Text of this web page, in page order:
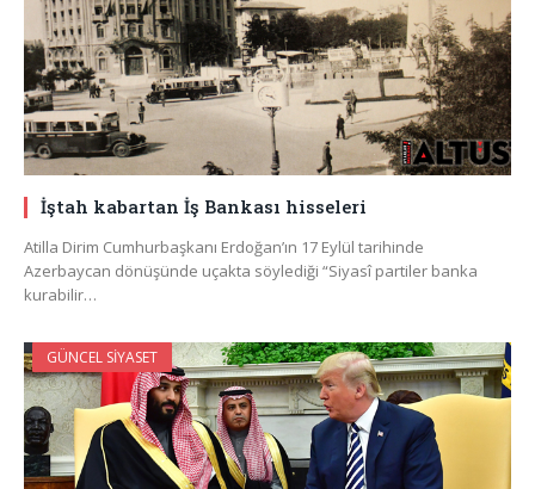
İştah kabartan İş Bankası hisseleri
Atilla Dirim Cumhurbaşkanı Erdoğan’ın 17 Eylül tarihinde
Azerbaycan dönüşünde uçakta söylediği “Siyasî partiler banka
kurabilir…
GÜNCEL SIYASET